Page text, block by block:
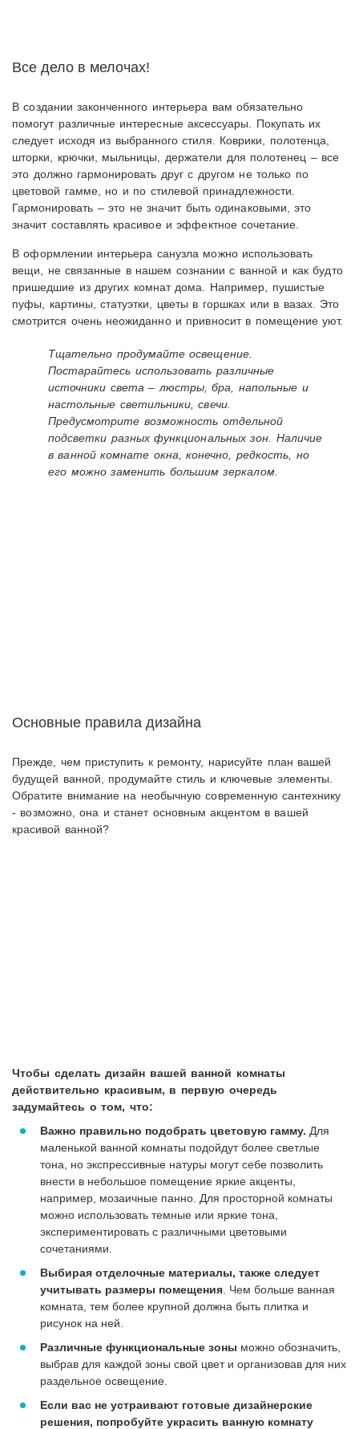
Все дело в мелочах!
В создании законченного интерьера вам обязательно
помогут различные интересные аксессуары. Покупать их
следует исходя из выбранного стиля. Коврики, полотенца,
шторки, крючки, мыльницы, держатели для полотенец – все
это должно гармонировать друг с другом не только по
цветовой гамме, но и по стилевой принадлежности.
Гармонировать – это не значит быть одинаковыми, это
значит составлять красивое и эффектное сочетание.
В оформлении интерьера санузла можно использовать
вещи, не связанные в нашем сознании с ванной и как будто
пришедшие из других комнат дома. Например, пушистые
пуфы, картины, статуэтки, цветы в горшках или в вазах. Это
смотрится очень неожиданно и привносит в помещение уют.
Тщательно продумайте освещение.
Постарайтесь использовать различные
источники света – люстры, бра, напольные и
настольные светильники, свечи.
Предусмотрите возможность отдельной
подсветки разных функциональных зон. Наличие
в ванной комнате окна, конечно, редкость, но
его можно заменить большим зеркалом.
Основные правила дизайна
Прежде, чем приступить к ремонту, нарисуйте план вашей
будущей ванной, продумайте стиль и ключевые элементы.
Обратите внимание на необычную современную сантехнику
- возможно, она и станет основным акцентом в вашей
красивой ванной?
Чтобы сделать дизайн вашей ванной комнаты
действительно красивым, в первую очередь
задумайтесь о том, что:
Важно правильно подобрать цветовую гамму. Для
маленькой ванной комнаты подойдут более светлые
тона, но экспрессивные натуры могут себе позволить
внести в небольшое помещение яркие акценты,
например, мозаичные панно. Для просторной комнаты
можно использовать темные или яркие тона,
экспериментировать с различными цветовыми
сочетаниями.
Выбирая отделочные материалы, также следует
учитывать размеры помещения . Чем больше ванная
комната, тем более крупной должна быть плитка и
рисунок на ней.
Различные функциональные зоны можно обозначить,
выбрав для каждой зоны свой цвет и организовав для них
раздельное освещение.
Если вас не устраивают готовые дизайнерские
решения, попробуйте украсить ванную комнату